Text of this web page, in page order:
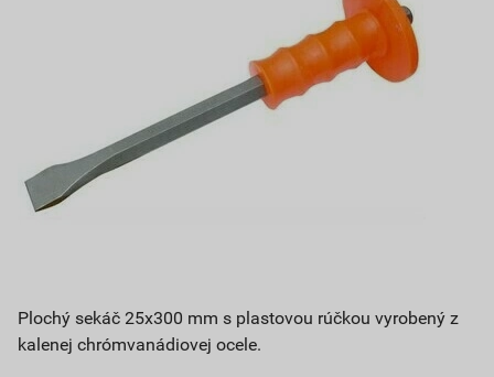
Plochý sekáč 25x300 mm s plastovou rúčkou vyrobený z
kalenej chrómvanádiovej ocele.